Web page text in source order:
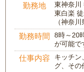
勤務地
東神奈川
東白楽
（神奈
勤務時間
8時～20
が可能で
仕事内容
キッチン
グ、その